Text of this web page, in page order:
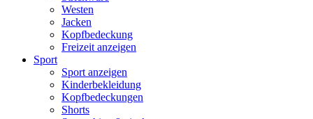
Westen
Jacken
Kopfbedeckung
Freizeit anzeigen
Sport
Sport anzeigen
Kinderbekleidung
Kopfbedeckungen
Shorts